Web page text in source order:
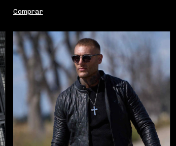
Comprar